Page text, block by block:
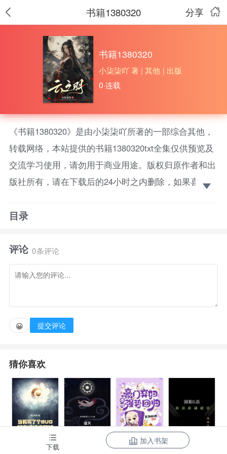
分享
书籍1380320
书籍1380320
小柒柒吖 著 |其他 | 出版
0·连载
《书籍1380320》是由小柒柒吖所著的一部综合其他，
转载网络，本站提供的书籍1380320txt全集仅供预览及
交流学习使用，请勿用于商业用途。版权归原作者和出
版社所有，请在下载后的24小时之内删除，如果喜欢。
不由己的女间谍，混入
“选秀”攻略那个男人，是她获得自由的唯一机会;他，
不学无术却被迫当上继承人，冲破重重考验一心复仇背
后真相几何;她被选为他的新娘，一起卷入阴谋纷争...
目录
评论 0条评论
😀 提交评论
猜你喜欢
豪门弃妇带娃
下载
加入书架